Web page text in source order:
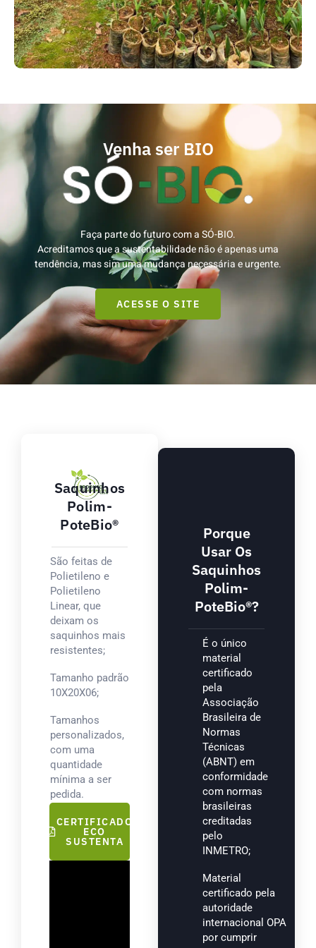
Venha ser BIO
Faça parte do futuro com a SÓ-BIO.
Acreditamos que a sustentabilidade não é apenas uma
tendência, mas sim uma mudança necessária e urgente.
ACESSE O SITE
Saquinhos
Polim-
PoteBio®
São feitas de
Polietileno e
Polietileno
Linear, que
deixam os
saquinhos mais
resistentes;
Tamanho padrão
10X20X06;
Tamanhos
personalizados,
com uma
quantidade
mínima a ser
pedida.
CERTIFICADO
ECO
SUSTENTA
Porque
Usar Os
Saquinhos
Polim-
PoteBio®?
É o único
material
certificado
pela
Associação
Brasileira de
Normas
Técnicas
(ABNT) em
conformidade
com normas
brasileiras
creditadas
pelo
INMETRO;
Material
certificado pela
autoridade
internacional OPA
por cumprir